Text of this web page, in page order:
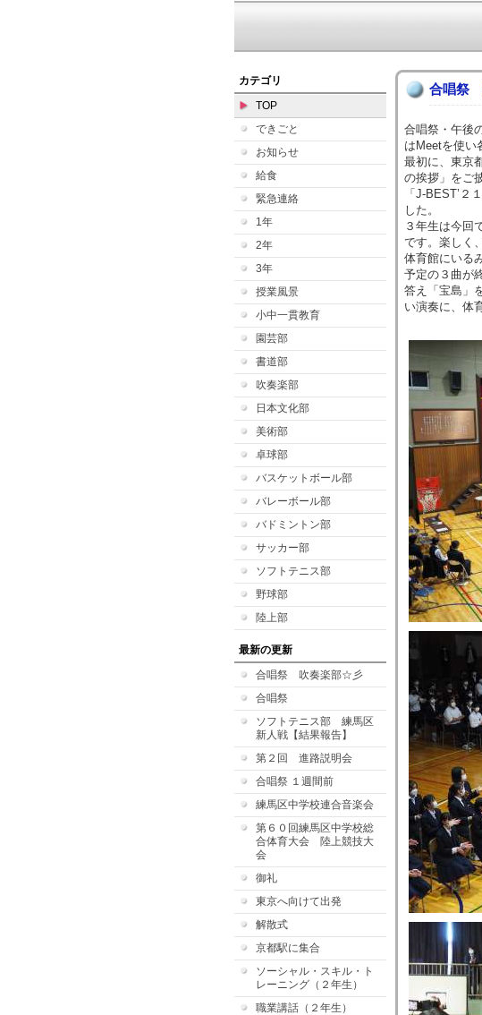
カテゴリ
TOP
できごと
お知らせ
給食
緊急連絡
1年
2年
3年
授業風景
小中一貫教育
園芸部
書道部
吹奏楽部
日本文化部
美術部
卓球部
バスケットボール部
バレーボール部
バドミントン部
サッカー部
ソフトテニス部
野球部
陸上部
最新の更新
合唱祭 吹奏楽部☆彡
合唱祭
ソフトテニス部 練馬区
新人戦【結果報告】
第２回 進路説明会
合唱祭 １週間前
練馬区中学校連合音楽会
第６０回練馬区中学校総
合体育大会 陸上競技大
会
御礼
東京へ向けて出発
解散式
京都駅に集合
ソーシャル・スキル・ト
レーニング（２年生）
職業講話（２年生）
合唱祭
合唱祭・午後
はMeetを使い
最初に、東京
の挨拶」をご
「J-BEST’２
した。
３年生は今回
です。楽しく
体育館にいる
予定の３曲が
答え「宝島」
い演奏に、体